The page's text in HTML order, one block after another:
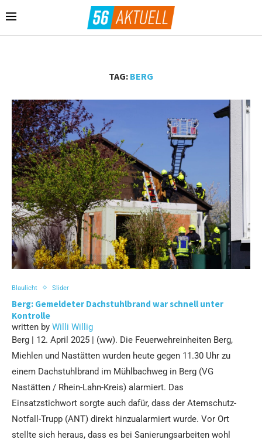
TAG: BERG
Blaulicht Slider
Berg: Gemeldeter Dachstuhlbrand war schnell unter
Kontrolle
written by Willi Willig
Berg | 12. April 2025 | (ww). Die Feuerwehreinheiten Berg,
Miehlen und Nastätten wurden heute gegen 11.30 Uhr zu
einem Dachstuhlbrand im Mühlbachweg in Berg (VG
Nastätten / Rhein-Lahn-Kreis) alarmiert. Das
Einsatzstichwort sorgte auch dafür, dass der Atemschutz-
Notfall-Trupp (ANT) direkt hinzualarmiert wurde. Vor Ort
stellte sich heraus, dass es bei Sanierungsarbeiten wohl